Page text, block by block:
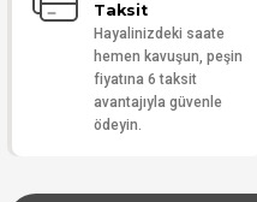
Taksit
Hayalinizdeki saate
hemen kavuşun, peşin
fiyatına 6 taksit
avantajıyla güvenle
ödeyin.